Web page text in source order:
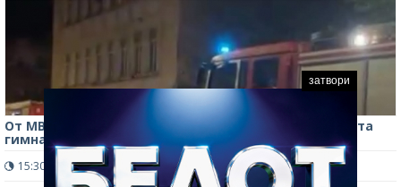
От МВР излязоха с информация за пожара в бившата
гимназия в Монтана
15:30 ч. 3661 0
затвори